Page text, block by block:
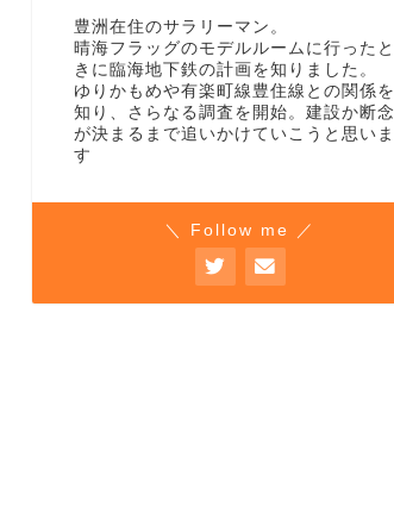
豊洲在住のサラリーマン。
晴海フラッグのモデルルームに行ったと
きに臨海地下鉄の計画を知りました。
ゆりかもめや有楽町線豊住線との関係を
知り、さらなる調査を開始。建設か断念
が決まるまで追いかけていこうと思いま
す
＼ Follow me ／